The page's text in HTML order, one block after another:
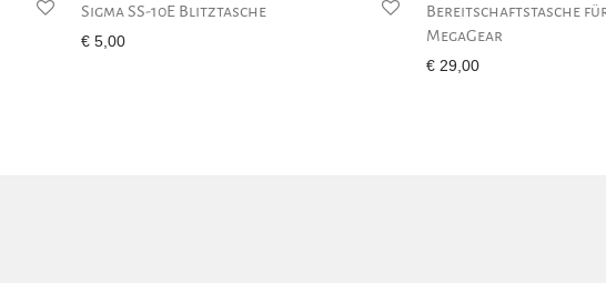
Sigma SS-10E Blitztasche
€ 5,00
Bereitschaftstasche für
MegaGear
€ 29,00